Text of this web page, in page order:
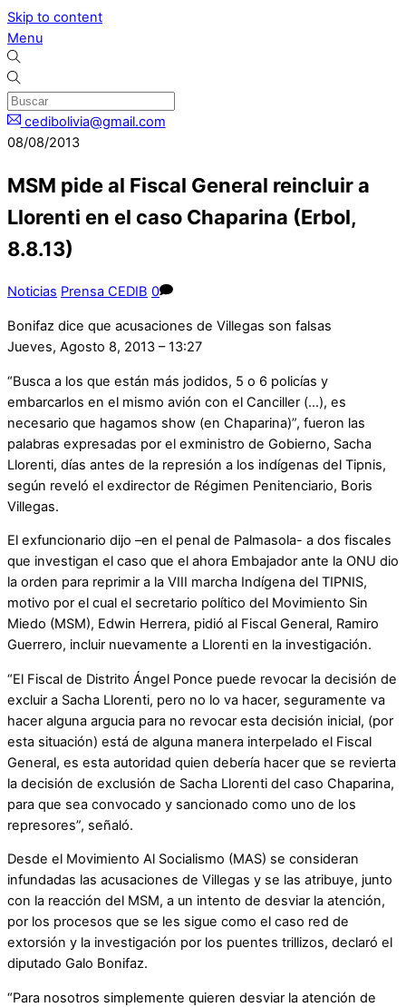
Skip to content
Menu
cedibolivia@gmail.com
08/08/2013
MSM pide al Fiscal General reincluir a
Llorenti en el caso Chaparina (Erbol,
8.8.13)
Noticias Prensa CEDIB 0
Bonifaz dice que acusaciones de Villegas son falsas
Jueves, Agosto 8, 2013 – 13:27
“Busca a los que están más jodidos, 5 o 6 policías y
embarcarlos en el mismo avión con el Canciller (…), es
necesario que hagamos show (en Chaparina)”, fueron las
palabras expresadas por el exministro de Gobierno, Sacha
Llorenti, días antes de la represión a los indígenas del Tipnis,
según reveló el exdirector de Régimen Penitenciario, Boris
Villegas.
El exfuncionario dijo –en el penal de Palmasola- a dos fiscales
que investigan el caso que el ahora Embajador ante la ONU dio
la orden para reprimir a la VIII marcha Indígena del TIPNIS,
motivo por el cual el secretario político del Movimiento Sin
Miedo (MSM), Edwin Herrera, pidió al Fiscal General, Ramiro
Guerrero, incluir nuevamente a Llorenti en la investigación.
“El Fiscal de Distrito Ángel Ponce puede revocar la decisión de
excluir a Sacha Llorenti, pero no lo va hacer, seguramente va
hacer alguna argucia para no revocar esta decisión inicial, (por
esta situación) está de alguna manera interpelado el Fiscal
General, es esta autoridad quien debería hacer que se revierta
la decisión de exclusión de Sacha Llorenti del caso Chaparina,
para que sea convocado y sancionado como uno de los
represores”, señaló.
Desde el Movimiento Al Socialismo (MAS) se consideran
infundadas las acusaciones de Villegas y se las atribuye, junto
con la reacción del MSM, a un intento de desviar la atención,
por los procesos que se les sigue como el caso red de
extorsión y la investigación por los puentes trillizos, declaró el
diputado Galo Bonifaz.
“Para nosotros simplemente quieren desviar la atención de